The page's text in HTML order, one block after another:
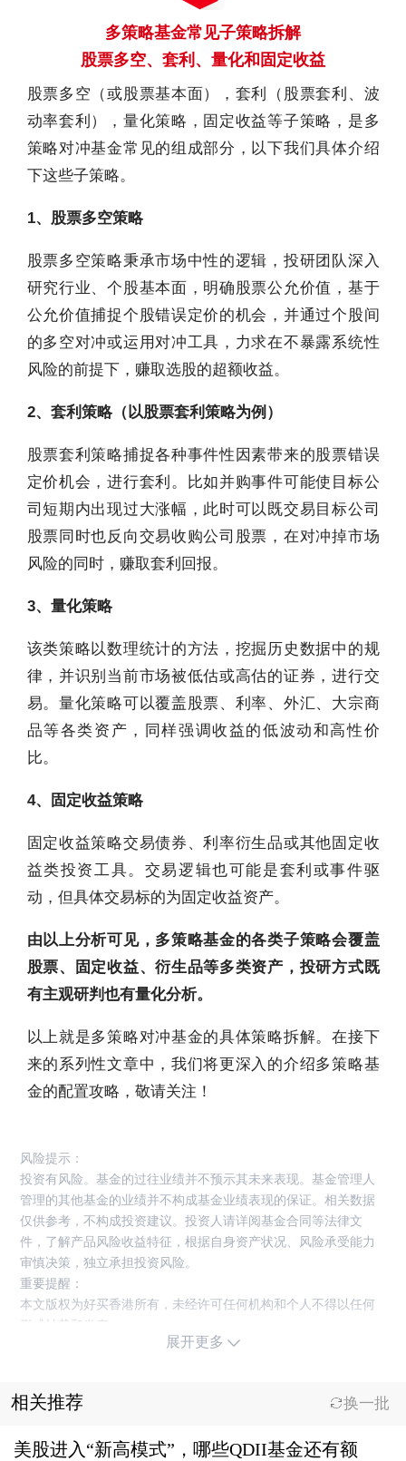
多策略基金常见子策略拆解
股票多空、套利、量化和固定收益
股票多空（或股票基本面），套利（股票套利、波
动率套利），量化策略，固定收益等子策略，是多
策略对冲基金常见的组成部分，以下我们具体介绍
下这些子策略。
1、股票多空策略
股票多空策略秉承市场中性的逻辑，投研团队深入
研究行业、个股基本面，明确股票公允价值，基于
公允价值捕捉个股错误定价的机会，并通过个股间
的多空对冲或运用对冲工具，力求在不暴露系统性
风险的前提下，赚取选股的超额收益。
2、套利策略（以股票套利策略为例）
股票套利策略捕捉各种事件性因素带来的股票错误
定价机会，进行套利。比如并购事件可能使目标公
司短期内出现过大涨幅，此时可以既交易目标公司
股票同时也反向交易收购公司股票，在对冲掉市场
风险的同时，赚取套利回报。
3、量化策略
该类策略以数理统计的方法，挖掘历史数据中的规
律，并识别当前市场被低估或高估的证券，进行交
易。量化策略可以覆盖股票、利率、外汇、大宗商
品等各类资产，同样强调收益的低波动和高性价
比。
4、固定收益策略
固定收益策略交易债券、利率衍生品或其他固定收
益类投资工具。交易逻辑也可能是套利或事件驱
动，但具体交易标的为固定收益资产。
由以上分析可见，多策略基金的各类子策略会覆盖
股票、固定收益、衍生品等多类资产，投研方式既
有主观研判也有量化分析。
以上就是多策略对冲基金的具体策略拆解。在接下
来的系列性文章中，我们将更深入的介绍多策略基
金的配置攻略，敬请关注！
风险提示：
投资有风险。基金的过往业绩并不预示其未来表现。基金管理人
管理的其他基金的业绩并不构成基金业绩表现的保证。相关数据
仅供参考，不构成投资建议。投资人请详阅基金合同等法律文
件，了解产品风险收益特征，根据自身资产状况、风险承受能力
审慎决策，独立承担投资风险。
重要提醒：
本文版权为好买香港所有，未经许可任何机构和个人不得以任何
形式转载和发表。
展开更多
相关推荐 换一批
美股进入“新高模式”，哪些QDII基金还有额